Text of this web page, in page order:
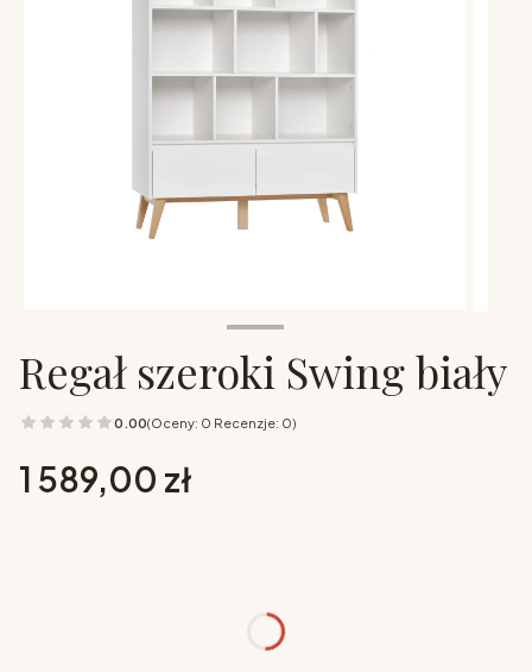
Regał szeroki Swing biały
0.00(Oceny: 0 Recenzje: 0)
Cena
1 589,00 zł
dodatkowe drzwi do regału